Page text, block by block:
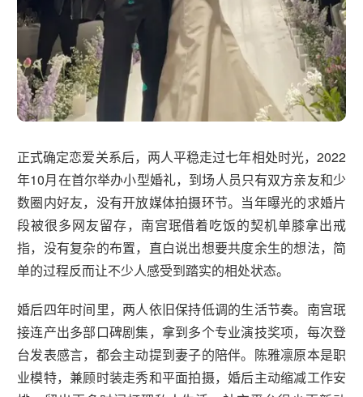
正式确定恋爱关系后，两人平稳走过七年相处时光，2022
年10月在首尔举办小型婚礼，到场人员只有双方亲友和少
数圈内好友，没有开放媒体拍摄环节。当年曝光的求婚片
段被很多网友留存，南宫珉借着吃饭的契机单膝拿出戒
指，没有复杂的布置，直白说出想要共度余生的想法，简
单的过程反而让不少人感受到踏实的相处状态。
婚后四年时间里，两人依旧保持低调的生活节奏。南宫珉
接连产出多部口碑剧集，拿到多个专业演技奖项，每次登
台发表感言，都会主动提到妻子的陪伴。陈雅凛原本是职
业模特，兼顾时装走秀和平面拍摄，婚后主动缩减工作安